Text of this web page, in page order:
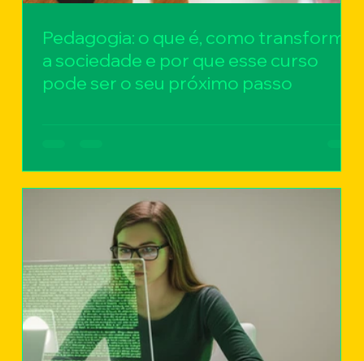
Pedagogia: o que é, como transforma
a sociedade e por que esse curso
pode ser o seu próximo passo